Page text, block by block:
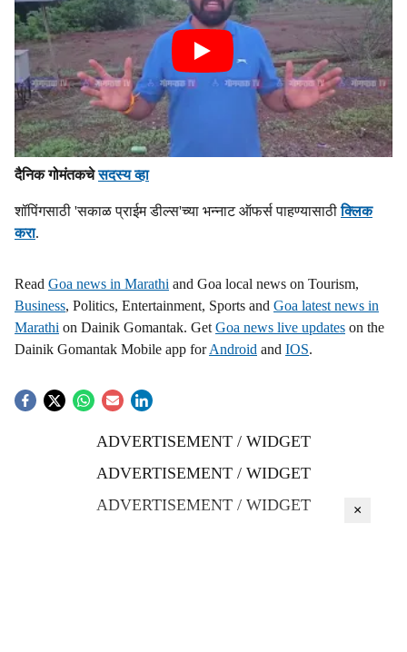
दैनिक गोमंतकचेसदस्य व्हा
शॉपिंगसाठी 'सकाळ प्राईम डील्स'च्या भन्नाट ऑफर्स पाहण्यासाठीक्लिक
करा.
Read Goa news in Marathi and Goa local news on Tourism,
Business, Politics, Entertainment, Sports and Goa latest news in
Marathi on Dainik Gomantak. Get Goa news live updates on the
Dainik Gomantak Mobile app forAndroid and IOS.
ADVERTISEMENT / WIDGET
ADVERTISEMENT / WIDGET
ADVERTISEMENT / WIDGET
×